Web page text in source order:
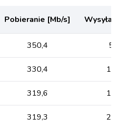
Pobieranie [Mb/s]
350,4
330,4
319,6
319,3